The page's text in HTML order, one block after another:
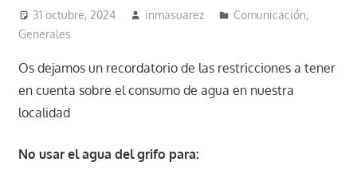
31 octubre, 2024 inmasuarez Comunicación,
Generales
Os dejamos un recordatorio de las restricciones a tener
en cuenta sobre el consumo de agua en nuestra
localidad
No usar el agua del grifo para: